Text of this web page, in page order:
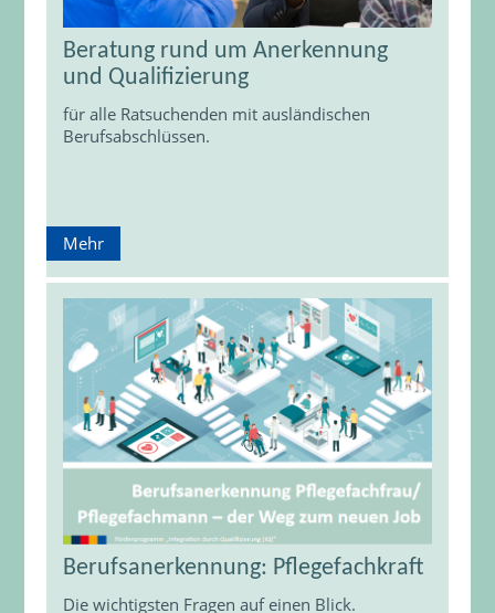
Beratung rund um Anerkennung
und Qualifizierung
für alle Ratsuchenden mit ausländischen
Berufsabschlüssen.
Mehr
Berufsanerkennung: Pflegefachkraft
Die wichtigsten Fragen auf einen Blick.